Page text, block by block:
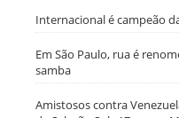
Internacional é campeão
Em São Paulo, rua é
samba
Amistosos contra